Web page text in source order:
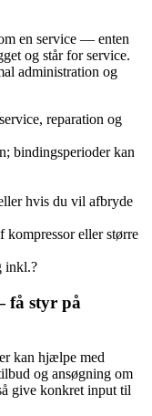
en service — enten
og står for service.
administration og
reparation og
bindingsperioder kan
hvis du vil afbryde
eller større
inkl.?
få styr på
kan hjælpe med
og ansøgning om
give konkret input til